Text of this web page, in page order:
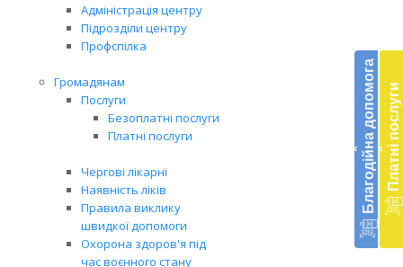
Адміністрація центру
Підрозділи центру
Профспілка
Громадянам
Послуги
Безоплатні послуги
Платні послуги
Чергові лікарні
Наявність ліків
Правила виклику
швидкої допомоги
Охорона здоров'я під
час воєнного стану
‹ Благодійна допомога ‹ Платні послуги